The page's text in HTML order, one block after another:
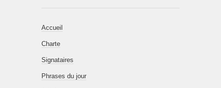
Accueil
Charte
Signataires
Phrases du jour